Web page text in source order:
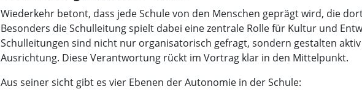
Wiederkehr betont, dass jede Schule von den Menschen geprägt wird, die
Besonders die Schulleitung spielt dabei eine zentrale Rolle für Kultur und
Schulleitungen sind nicht nur organisatorisch gefragt, sondern gestalten
Ausrichtung. Diese Verantwortung rückt im Vortrag klar in den Mittelpunkt.
Aus seiner sicht gibt es vier Ebenen der Autonomie in der Schule: